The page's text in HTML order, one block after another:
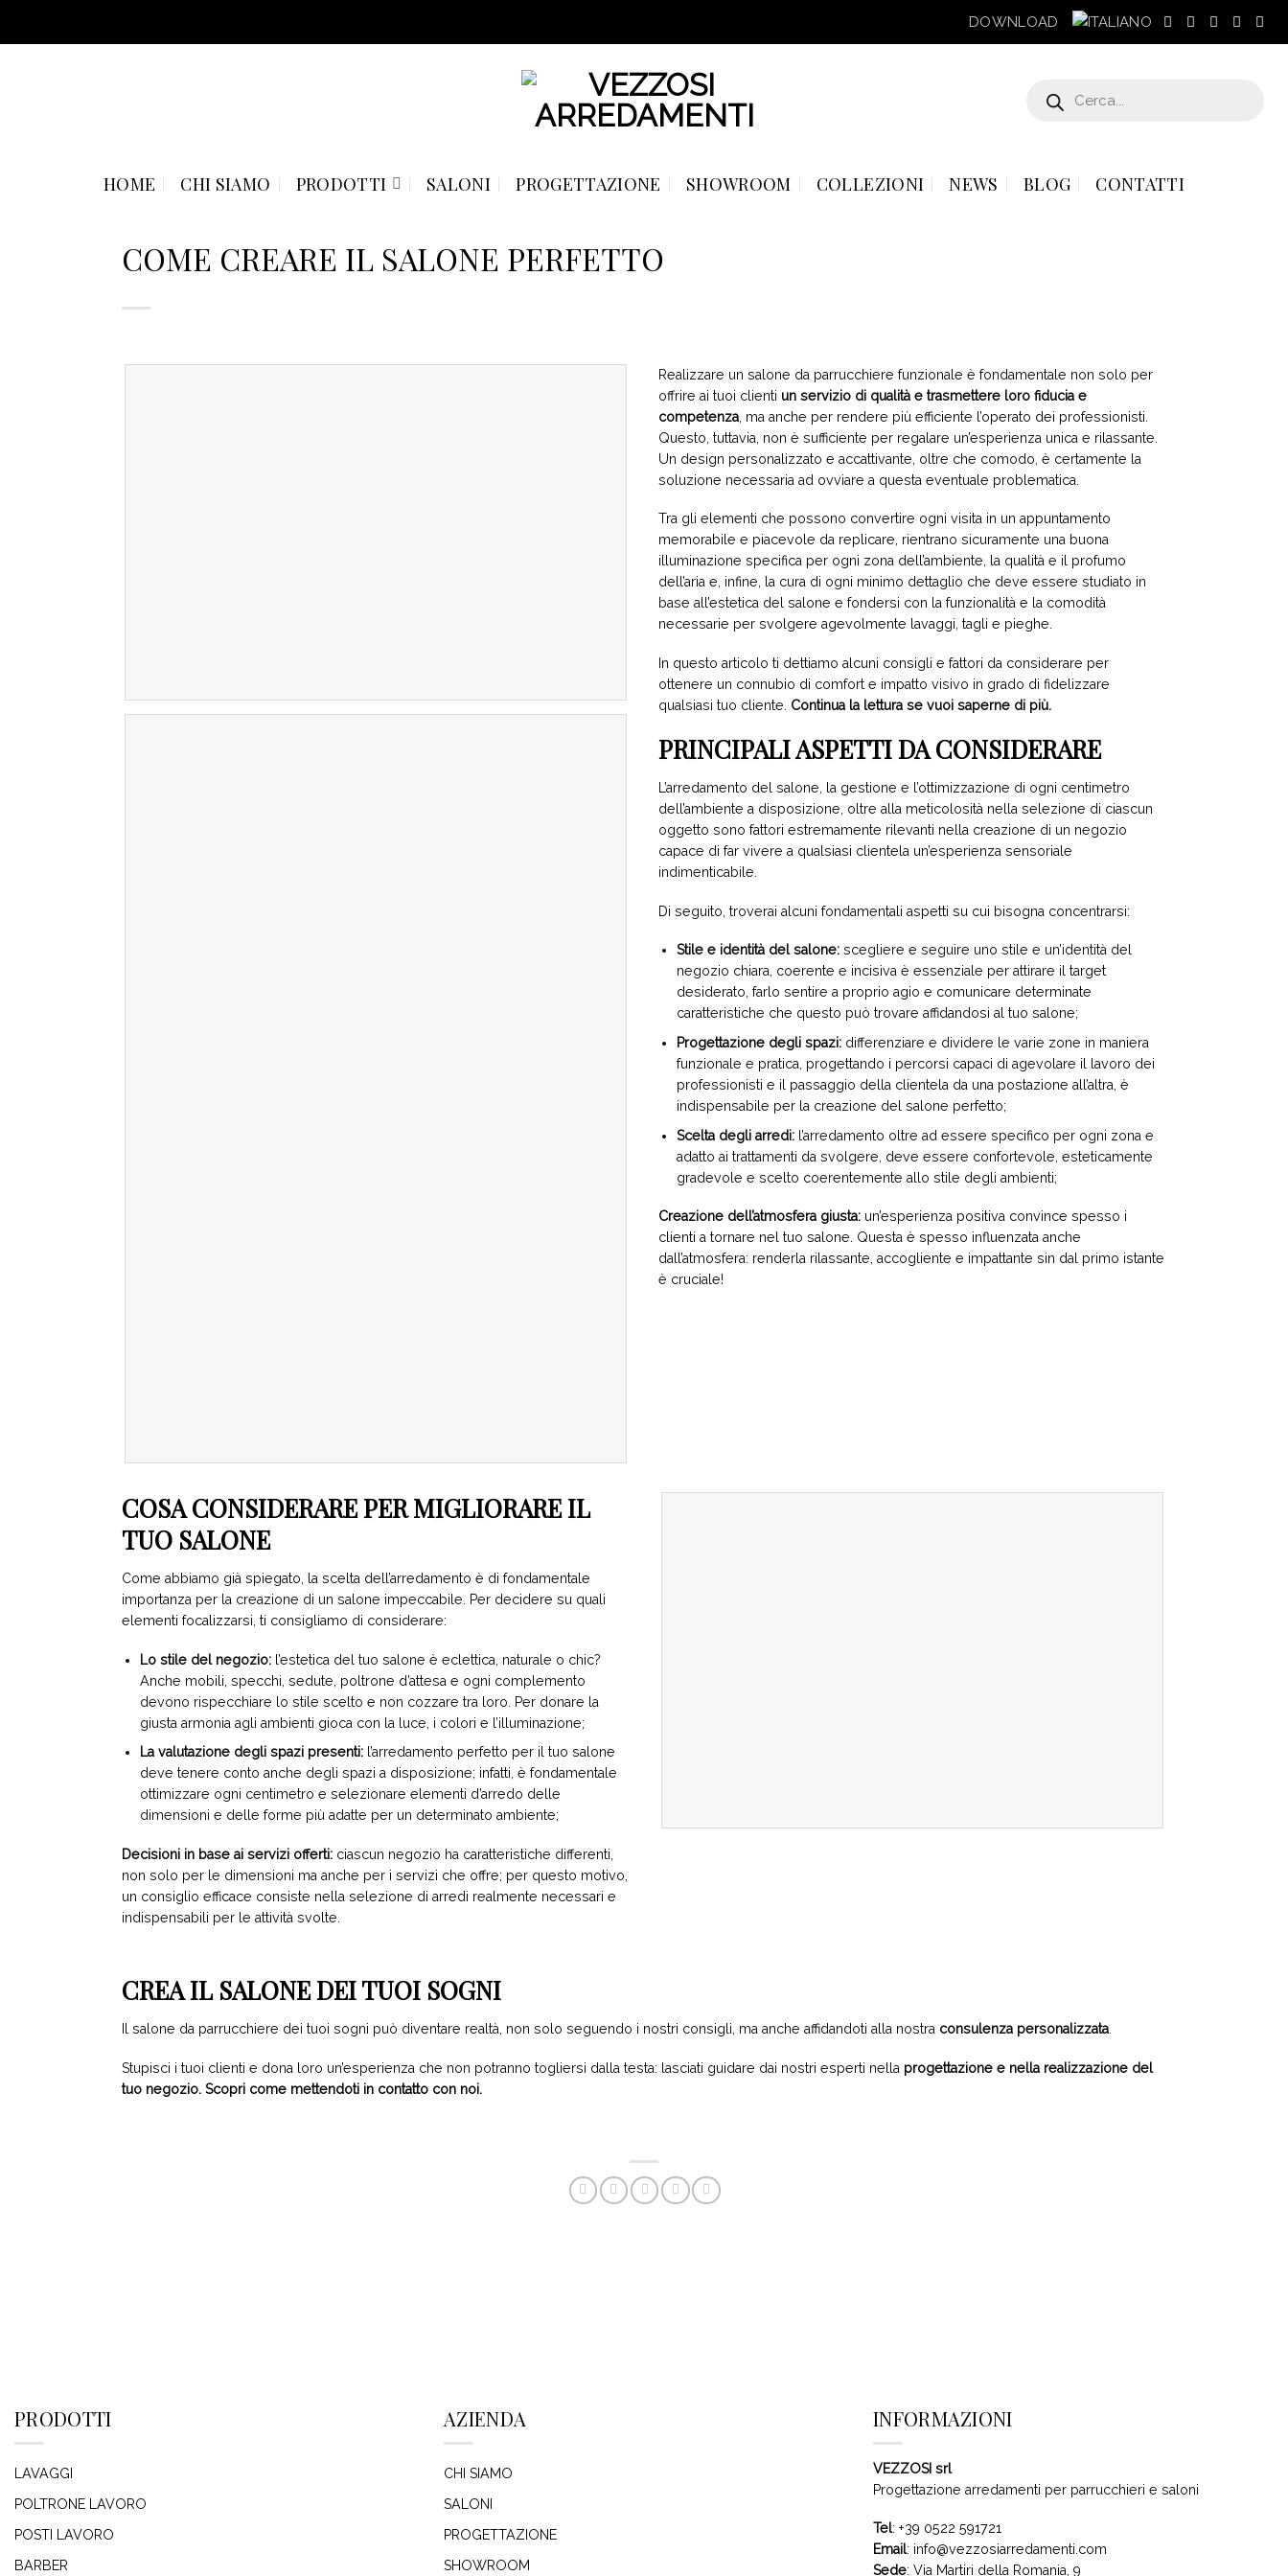
DOWNLOAD
search
HOME CHI SIAMO PRODOTTI SALONI PROGETTAZIONE SHOWROOM COLLEZIONI NEWS BLOG CONTATTI
COME CREARE IL SALONE PERFETTO
Realizzare un salone da parrucchiere funzionale è fondamentale non solo per
offrire ai tuoi clienti un servizio di qualità e trasmettere loro fiducia e
competenza , ma anche per rendere più efficiente l’operato dei professionisti.
Questo, tuttavia, non è sufficiente per regalare un’esperienza unica e rilassante.
Un design personalizzato e accattivante, oltre che comodo, è certamente la
soluzione necessaria ad ovviare a questa eventuale problematica.
Tra gli elementi che possono convertire ogni visita in un appuntamento
memorabile e piacevole da replicare, rientrano sicuramente una buona
illuminazione specifica per ogni zona dell’ambiente, la qualità e il profumo
dell’aria e, infine, la cura di ogni minimo dettaglio che deve essere studiato in
base all’estetica del salone e fondersi con la funzionalità e la comodità
necessarie per svolgere agevolmente lavaggi, tagli e pieghe.
In questo articolo ti dettiamo alcuni consigli e fattori da considerare per
ottenere un connubio di comfort e impatto visivo in grado di fidelizzare
qualsiasi tuo cliente. Continua la lettura se vuoi saperne di più.
PRINCIPALI ASPETTI DA CONSIDERARE
L’arredamento del salone, la gestione e l’ottimizzazione di ogni centimetro
dell’ambiente a disposizione, oltre alla meticolosità nella selezione di ciascun
oggetto sono fattori estremamente rilevanti nella creazione di un negozio
capace di far vivere a qualsiasi clientela un’esperienza sensoriale
indimenticabile.
Di seguito, troverai alcuni fondamentali aspetti su cui bisogna concentrarsi:
Stile e identità del salone: scegliere e seguire uno stile e un’identità del
negozio chiara, coerente e incisiva è essenziale per attirare il target
desiderato, farlo sentire a proprio agio e comunicare determinate
caratteristiche che questo può trovare affidandosi al tuo salone;
Progettazione degli spazi: differenziare e dividere le varie zone in maniera
funzionale e pratica, progettando i percorsi capaci di agevolare il lavoro dei
professionisti e il passaggio della clientela da una postazione all’altra, è
indispensabile per la creazione del salone perfetto;
Scelta degli arredi: l’arredamento oltre ad essere specifico per ogni zona e
adatto ai trattamenti da svolgere, deve essere confortevole, esteticamente
gradevole e scelto coerentemente allo stile degli ambienti;
Creazione dell’atmosfera giusta: un’esperienza positiva convince spesso i
clienti a tornare nel tuo salone. Questa è spesso influenzata anche
dall’atmosfera: renderla rilassante, accogliente e impattante sin dal primo istante
è cruciale!
COSA CONSIDERARE PER MIGLIORARE IL
TUO SALONE
Come abbiamo già spiegato, la scelta dell’arredamento è di fondamentale
importanza per la creazione di un salone impeccabile. Per decidere su quali
elementi focalizzarsi, ti consigliamo di considerare:
Lo stile del negozio: l’estetica del tuo salone è eclettica, naturale o chic?
Anche mobili, specchi, sedute, poltrone d’attesa e ogni complemento
devono rispecchiare lo stile scelto e non cozzare tra loro. Per donare la
giusta armonia agli ambienti gioca con la luce, i colori e l’illuminazione;
La valutazione degli spazi presenti: l’arredamento perfetto per il tuo salone
deve tenere conto anche degli spazi a disposizione; infatti, è fondamentale
ottimizzare ogni centimetro e selezionare elementi d’arredo delle
dimensioni e delle forme più adatte per un determinato ambiente;
Decisioni in base ai servizi offerti: ciascun negozio ha caratteristiche differenti,
non solo per le dimensioni ma anche per i servizi che offre; per questo motivo,
un consiglio efficace consiste nella selezione di arredi realmente necessari e
indispensabili per le attività svolte.
CREA IL SALONE DEI TUOI SOGNI
Il salone da parrucchiere dei tuoi sogni può diventare realtà, non solo seguendo i nostri consigli, ma anche affidandoti alla nostra consulenza personalizzata.
Stupisci i tuoi clienti e dona loro un’esperienza che non potranno togliersi dalla testa: lasciati guidare dai nostri esperti nella progettazione e nella realizzazione del
tuo negozio. Scopri come mettendoti in contatto con noi.
PRODOTTI
LAVAGGI
POLTRONE LAVORO
POSTI LAVORO
BARBER
AZIENDA
CHI SIAMO
SALONI
PROGETTAZIONE
SHOWROOM
INFORMAZIONI
VEZZOSI srl
Progettazione arredamenti per parrucchieri e saloni
Tel: +39 0522 591721
Email: info@vezzosiarredamenti.com
Sede: Via Martiri della Romania, 9